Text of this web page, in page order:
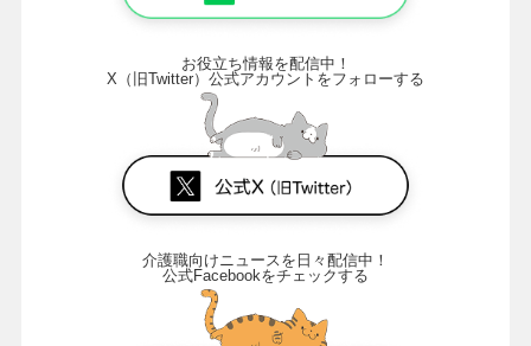
お役立ち情報を配信中！
X（旧Twitter）公式アカウントをフォローする
介護職向けニュースを日々配信中！
公式Facebookをチェックする